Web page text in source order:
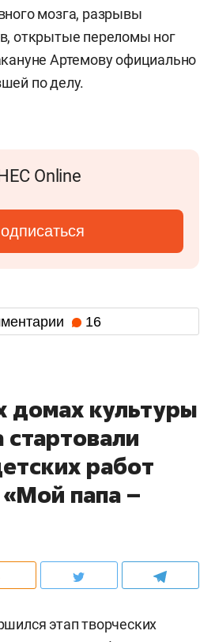
мозга, разрывы
открытые переломы ног
Артемову официально
по делу.
Online
16
домах культуры
стартовали
работ
папа –
этап творческих